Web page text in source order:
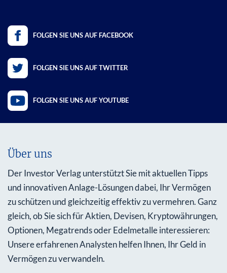
FOLGEN SIE UNS AUF FACEBOOK
FOLGEN SIE UNS AUF TWITTER
FOLGEN SIE UNS AUF YOUTUBE
Über uns
Der Investor Verlag unterstützt Sie mit aktuellen Tipps
und innovativen Anlage-Lösungen dabei, Ihr Vermögen
zu schützen und gleichzeitig effektiv zu vermehren. Ganz
gleich, ob Sie sich für Aktien, Devisen, Kryptowährungen,
Optionen, Megatrends oder Edelmetalle interessieren:
Unsere erfahrenen Analysten helfen Ihnen, Ihr Geld in
Vermögen zu verwandeln.